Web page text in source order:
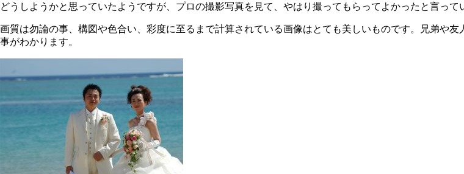
どうしようかと思っていたようですが、プロの撮影写真を見て、やはり撮ってもらってよかったと言って
画質は勿論の事、構図や色合い、彩度に至るまで計算されている画像はとても美しいものです。兄弟や
事がわかります。